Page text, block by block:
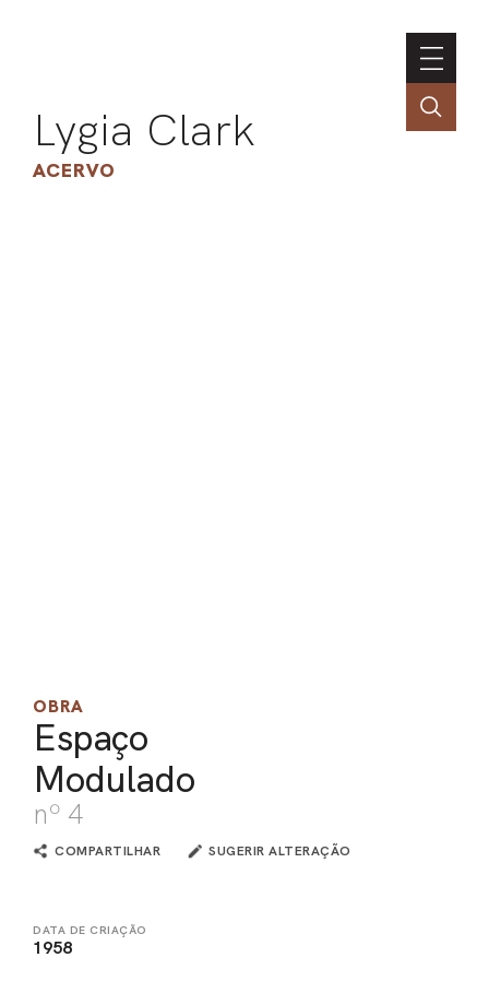
Lygia Clark
ACERVO
OBRA
Espaço
Modulado
nº 4
COMPARTILHAR SUGERIR ALTERAÇÃO
DATA DE CRIAÇÃO
1958